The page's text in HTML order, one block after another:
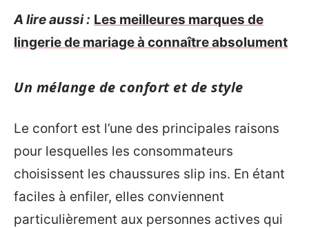
A lire aussi : Les meilleures marques de
lingerie de mariage à connaître absolument
Un mélange de confort et de style
Le confort est l’une des principales raisons
pour lesquelles les consommateurs
choisissent les chaussures slip ins. En étant
faciles à enfiler, elles conviennent
particulièrement aux personnes actives qui